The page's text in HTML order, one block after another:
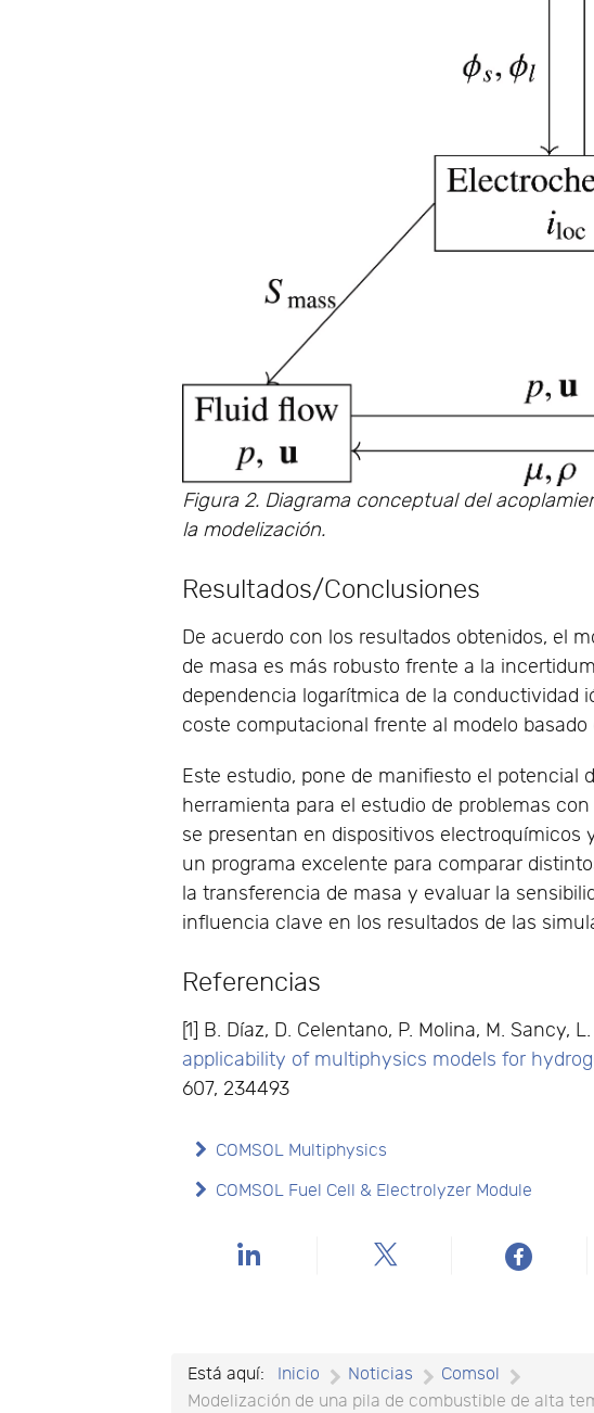
Figura 2. Diagrama conceptual del
la modelización.
Resultados/Conclusiones
De acuerdo con los resultados obtenidos, el
de masa es más robusto frente a la
dependencia logarítmica de la conductividad
coste computacional frente al modelo
Este estudio, pone de manifiesto el potencial
herramienta para el estudio de problemas
se presentan en dispositivos electroquímicos
un programa excelente para comparar
la transferencia de masa y evaluar la
influencia clave en los resultados de las
Referencias
[1] B. Díaz, D. Celentano, P. Molina, M. Sancy,
applicability of multiphysics models for
607, 234493
COMSOL Multiphysics
COMSOL Fuel Cell & Electrolyzer Module
Está aquí: Inicio Noticias
Comsol
Modelización de una pila de combustible de alta